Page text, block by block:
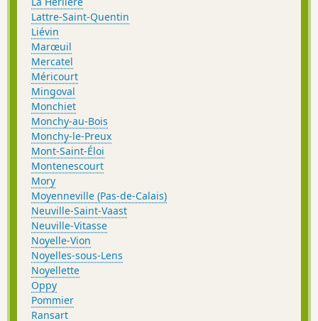
Lattre-Saint-Quentin
Liévin
Marœuil
Mercatel
Méricourt
Mingoval
Monchiet
Monchy-au-Bois
Monchy-le-Preux
Mont-Saint-Éloi
Montenescourt
Mory
Moyenneville (Pas-de-Calais)
Neuville-Saint-Vaast
Neuville-Vitasse
Noyelle-Vion
Noyelles-sous-Lens
Noyellette
Oppy
Pommier
Ransart